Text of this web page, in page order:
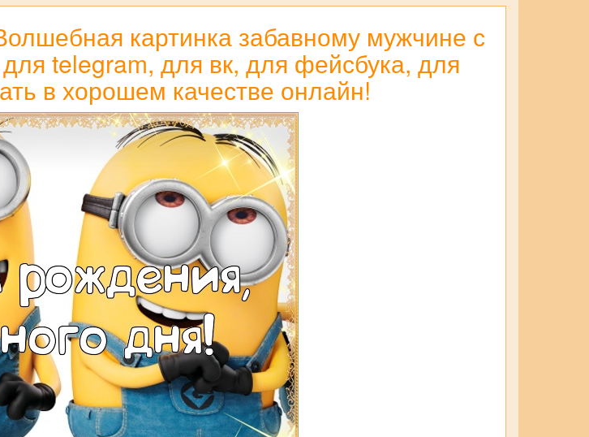
картинка забавному мужчине с
telegram, для вк, для фейсбука, для
в хорошем качестве онлайн!